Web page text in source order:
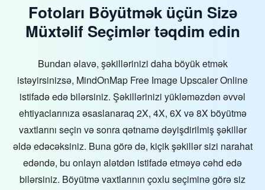
Fotoları Böyütmək üçün Sizə
Müxtəlif Seçimlər təqdim edin
Bundan əlavə, şəkillərinizi daha böyük etmək
istəyirsinizsə, MindOnMap Free Image Upscaler Online
istifadə edə bilərsiniz. Şəkillərinizi yükləməzdən əvvəl
ehtiyaclarınıza əsaslanaraq 2X, 4X, 6X və 8X böyütmə
vaxtlarını seçin və sonra qətnamə dəyişdirilmiş şəkillər
əldə edəcəksiniz. Buna görə də, kiçik şəkillər sizi narahat
edəndə, bu onlayn alətdən istifadə etməyə cəhd edə
bilərsiniz. Böyütmə vaxtlarının çoxlu seçiminə görə siz